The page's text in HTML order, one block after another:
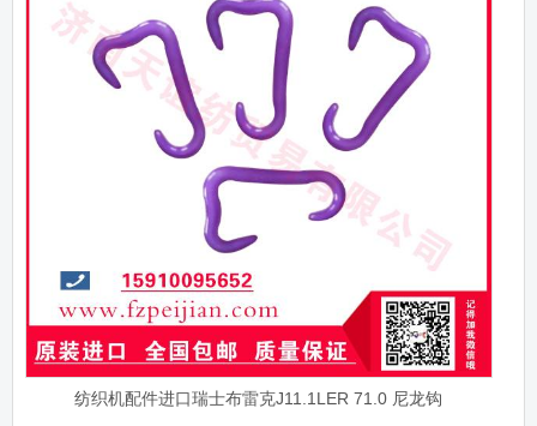
纺织机配件进口瑞士布雷克J11.1LER 71.0 尼龙钩